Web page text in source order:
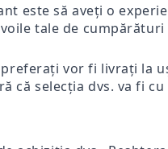
este să aveți o
tale de
vor fi livrați la
selecția dvs. va fi